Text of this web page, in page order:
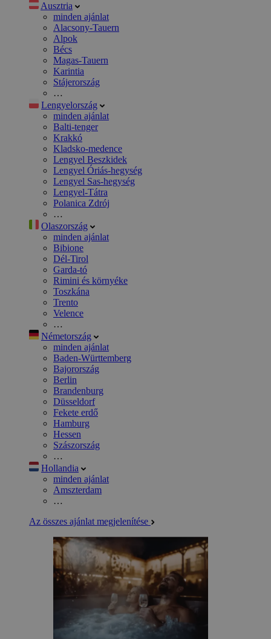
Ausztria
minden ajánlat
Alacsony-Tauern
Alpok
Bécs
Magas-Tauern
Karintia
Stájerország
…
Lengyelország
minden ajánlat
Balti-tenger
Krakkó
Kladsko-medence
Lengyel Beszkidek
Lengyel Óriás-hegység
Lengyel Sas-hegység
Lengyel-Tátra
Polanica Zdrój
…
Olaszország
minden ajánlat
Bibione
Dél-Tirol
Garda-tó
Rimini és környéke
Toszkána
Trento
Velence
…
Németország
minden ajánlat
Baden-Württemberg
Bajorország
Berlin
Brandenburg
Düsseldorf
Fekete erdő
Hamburg
Hessen
Szászország
…
Hollandia
minden ajánlat
Amszterdam
…
Az összes ajánlat megjelenítése